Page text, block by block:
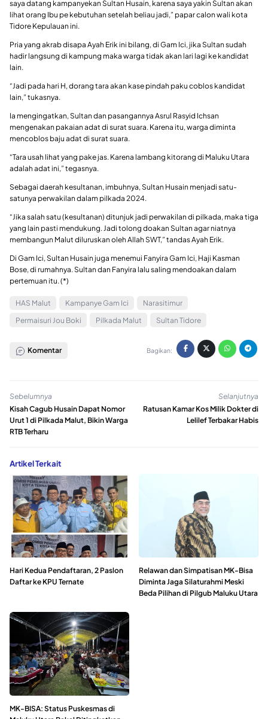
saya datang kampanyekan Sultan Husain, karena saya yakin Sultan akan
lihat orang Ibu pe kebutuhan setelah beliau jadi,” papar calon wali kota
Tidore Kepulauan ini.
Pria yang akrab disapa Ayah Erik ini bilang, di Gam Ici, jika Sultan sudah
hadir langsung di kampung maka warga tidak akan lari lagi ke kandidat
lain.
“Jadi pada hari H, dorang tara akan kase pindah paku coblos kandidat
lain,” tukasnya.
Ia mengingatkan, Sultan dan pasangannya Asrul Rasyid Ichsan
mengenakan pakaian adat di surat suara. Karena itu, warga diminta
mencoblos baju adat di surat suara.
“Tara usah lihat yang pake jas. Karena lambang kitorang di Maluku Utara
adalah adat ini,” tegasnya.
Sebagai daerah kesultanan, imbuhnya, Sultan Husain menjadi satu-
satunya perwakilan dalam pilkada 2024.
“Jika salah satu (kesultanan) ditunjuk jadi perwakilan di pilkada, maka tiga
yang lain pasti mendukung. Jadi tolong doakan Sultan agar niatnya
membangun Malut diluruskan oleh Allah SWT,” tandas Ayah Erik.
Di Gam Ici, Sultan Husain juga menemui Fanyira Gam Ici, Haji Kasman
Bose, di rumahnya. Sultan dan Fanyira lalu saling mendoakan dalam
pertemuan itu. (*)
HAS Malut Kampanye Gam Ici
Narasitimur
Permaisuri Jou Boki
Pilkada Malut Sultan Tidore
Komentar Bagikan:
Sebelumnya
Kisah Cagub Husain Dapat Nomor
Urut 1 di Pilkada Malut, Bikin Warga
RTB Terharu
Selanjutnya
Ratusan Kamar Kos Milik Dokter di
Lelilef Terbakar Habis
Artikel Terkait
Hari Kedua Pendaftaran, 2 Paslon
Daftar ke KPU Ternate
Relawan dan Simpatisan MK-Bisa
Diminta Jaga Silaturahmi Meski
Beda Pilihan di Pilgub Maluku Utara
MK-BISA: Status Puskesmas di